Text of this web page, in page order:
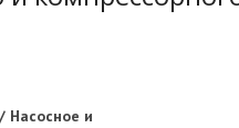
/ Насосное и